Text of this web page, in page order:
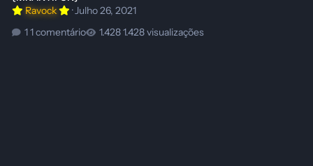
Ravock
·Julho 26, 2021
1 comentário
1.428 visualizações